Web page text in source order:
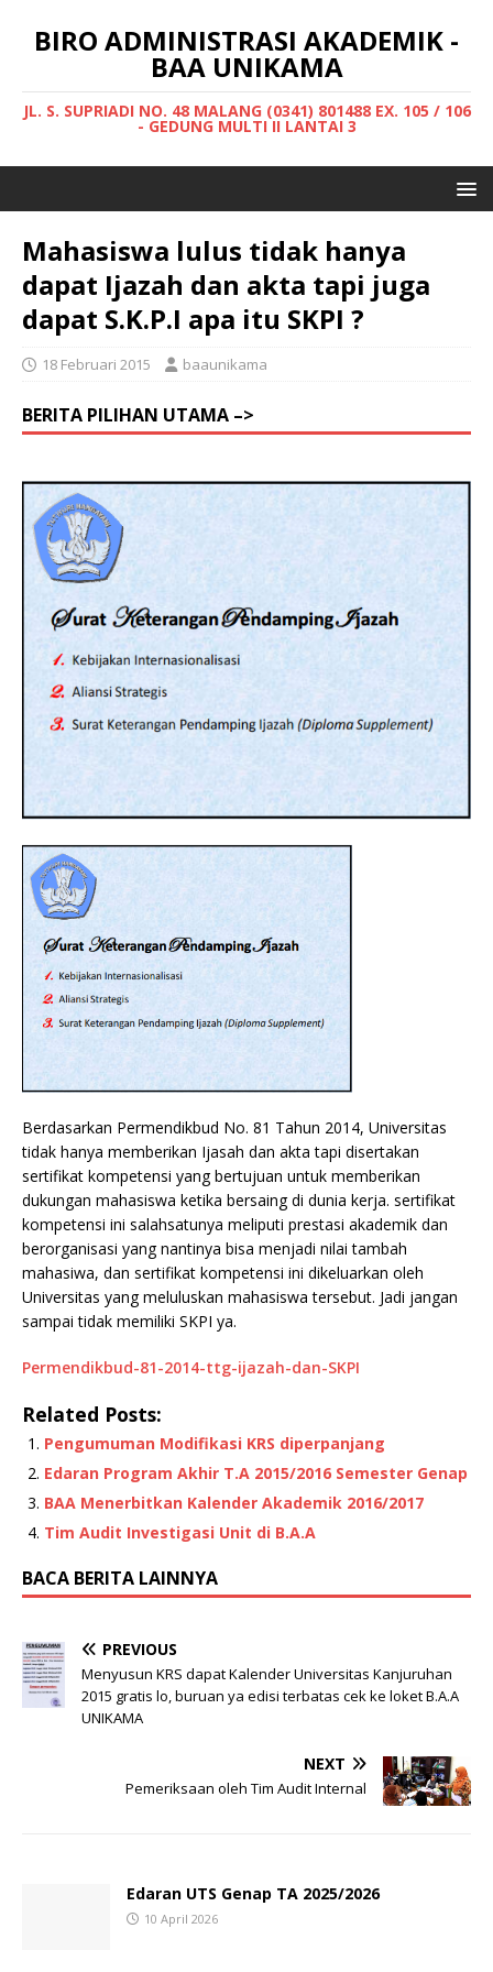
BIRO ADMINISTRASI AKADEMIK -
BAA UNIKAMA
JL. S. SUPRIADI NO. 48 MALANG (0341) 801488 EX. 105 / 106
- GEDUNG MULTI II LANTAI 3
Mahasiswa lulus tidak hanya
dapat Ijazah dan akta tapi juga
dapat S.K.P.I apa itu SKPI ?
18 Februari 2015 baaunikama
BERITA PILIHAN UTAMA –>
Berdasarkan Permendikbud No. 81 Tahun 2014, Universitas
tidak hanya memberikan Ijasah dan akta tapi disertakan
sertifikat kompetensi yang bertujuan untuk memberikan
dukungan mahasiswa ketika bersaing di dunia kerja. sertifikat
kompetensi ini salahsatunya meliputi prestasi akademik dan
berorganisasi yang nantinya bisa menjadi nilai tambah
mahasiwa, dan sertifikat kompetensi ini dikeluarkan oleh
Universitas yang meluluskan mahasiswa tersebut. Jadi jangan
sampai tidak memiliki SKPI ya.
Permendikbud-81-2014-ttg-ijazah-dan-SKPI
Related Posts:
Pengumuman Modifikasi KRS diperpanjang
Edaran Program Akhir T.A 2015/2016 Semester Genap
BAA Menerbitkan Kalender Akademik 2016/2017
Tim Audit Investigasi Unit di B.A.A
BACA BERITA LAINNYA
PREVIOUS
Menyusun KRS dapat Kalender Universitas Kanjuruhan
2015 gratis lo, buruan ya edisi terbatas cek ke loket B.A.A
UNIKAMA
NEXT
Pemeriksaan oleh Tim Audit Internal
Edaran UTS Genap TA 2025/2026
10 April 2026